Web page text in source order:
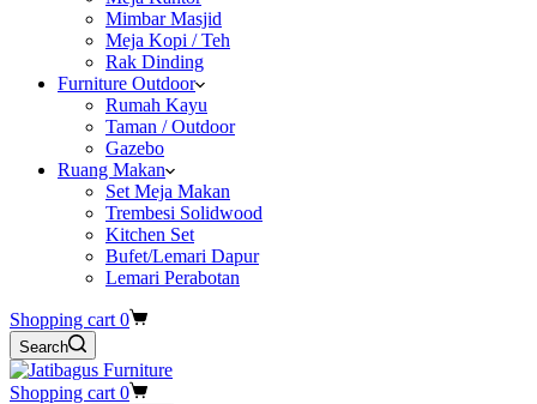
Mimbar Masjid
Meja Kopi / Teh
Rak Dinding
Furniture Outdoor
Rumah Kayu
Taman / Outdoor
Gazebo
Ruang Makan
Set Meja Makan
Trembesi Solidwood
Kitchen Set
Bufet/Lemari Dapur
Lemari Perabotan
Shopping cart 0
Search
Shopping cart 0